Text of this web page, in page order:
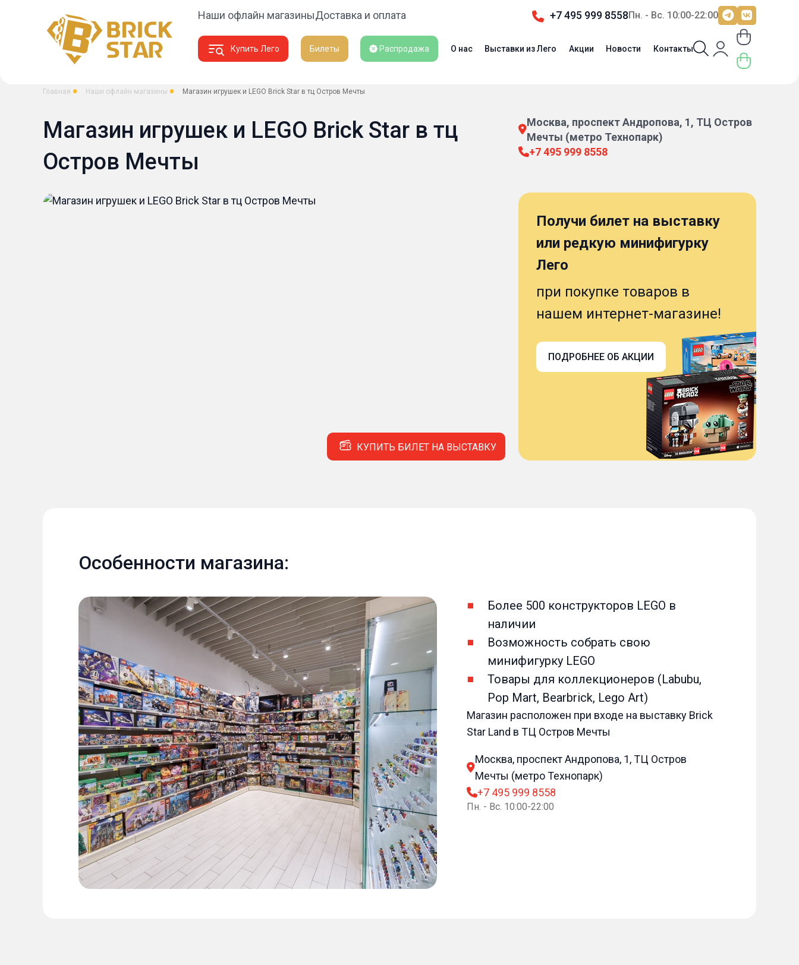
Наши офлайн магазиныДоставка и оплата +7 495 999 8558Пн. - Вс. 10:00-22:00
Купить Лего Билеты Распродажа О нас Выставки из Лего Акции Новости Контакты
Главная Наши офлайн магазины Магазин игрушек и LEGO Brick Star в тц Остров Мечты
Магазин игрушек и LEGO Brick Star в тц
Остров Мечты
Москва, проспект Андропова, 1, ТЦ Остров
Мечты (метро Технопарк)
+7 495 999 8558
КУПИТЬ БИЛЕТ НА ВЫСТАВКУ
Получи билет на выставку
или редкую минифигурку
Лего
при покупке товаров в
нашем интернет-магазине!
ПОДРОБНЕЕ ОБ АКЦИИ
Особенности магазина:
Более 500 конструкторов LEGO в
наличии
Возможность собрать свою
минифигурку LEGO
Товары для коллекционеров (Labubu,
Pop Mart, Bearbrick, Lego Art)
Магазин расположен при входе на выставку Brick
Star Land в ТЦ Остров Мечты
Москва, проспект Андропова, 1, ТЦ Остров
Мечты (метро Технопарк)
+7 495 999 8558
Пн. - Вс. 10:00-22:00